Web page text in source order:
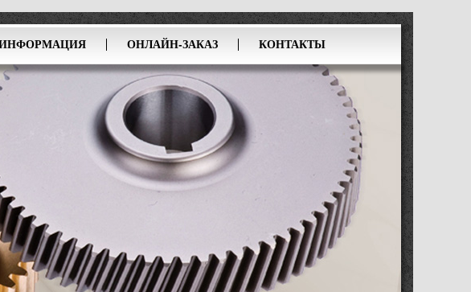
ОНЛАЙН-ЗАКАЗ КОНТАКТЫ